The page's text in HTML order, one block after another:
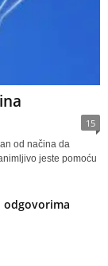
15
od načina da
jeste pomoću
odgovorima